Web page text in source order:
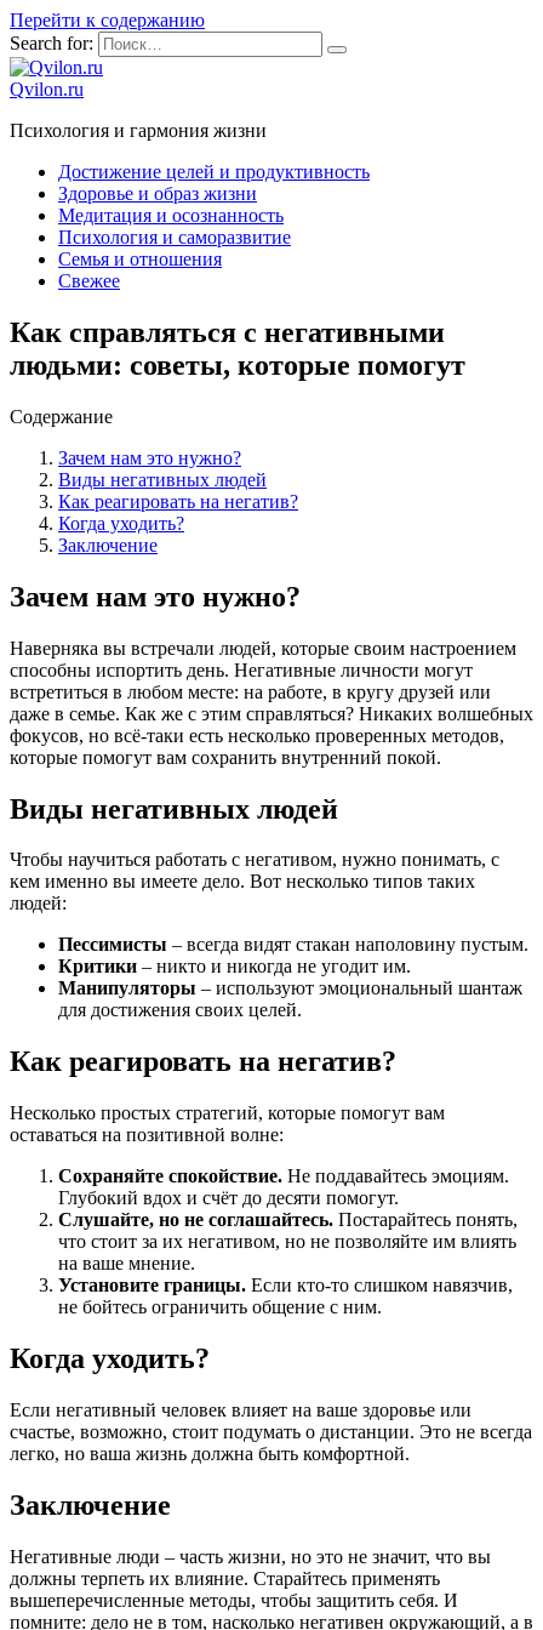
Перейти к содержанию
Search for:
Qvilon.ru
Психология и гармония жизни
Достижение целей и продуктивность
Здоровье и образ жизни
Медитация и осознанность
Психология и саморазвитие
Семья и отношения
Свежее
Как справляться с негативными
людьми: советы, которые помогут
Содержание
Зачем нам это нужно?
Виды негативных людей
Как реагировать на негатив?
Когда уходить?
Заключение
Зачем нам это нужно?
Наверняка вы встречали людей, которые своим настроением
способны испортить день. Негативные личности могут
встретиться в любом месте: на работе, в кругу друзей или
даже в семье. Как же с этим справляться? Никаких волшебных
фокусов, но всё-таки есть несколько проверенных методов,
которые помогут вам сохранить внутренний покой.
Виды негативных людей
Чтобы научиться работать с негативом, нужно понимать, с
кем именно вы имеете дело. Вот несколько типов таких
людей:
Пессимисты – всегда видят стакан наполовину пустым.
Критики – никто и никогда не угодит им.
Манипуляторы – используют эмоциональный шантаж
для достижения своих целей.
Как реагировать на негатив?
Несколько простых стратегий, которые помогут вам
оставаться на позитивной волне:
Сохраняйте спокойствие. Не поддавайтесь эмоциям.
Глубокий вдох и счёт до десяти помогут.
Слушайте, но не соглашайтесь. Постарайтесь понять,
что стоит за их негативом, но не позволяйте им влиять
на ваше мнение.
Установите границы. Если кто-то слишком навязчив,
не бойтесь ограничить общение с ним.
Когда уходить?
Если негативный человек влияет на ваше здоровье или
счастье, возможно, стоит подумать о дистанции. Это не всегда
легко, но ваша жизнь должна быть комфортной.
Заключение
Негативные люди – часть жизни, но это не значит, что вы
должны терпеть их влияние. Старайтесь применять
вышеперечисленные методы, чтобы защитить себя. И
помните: дело не в том, насколько негативен окружающий, а в